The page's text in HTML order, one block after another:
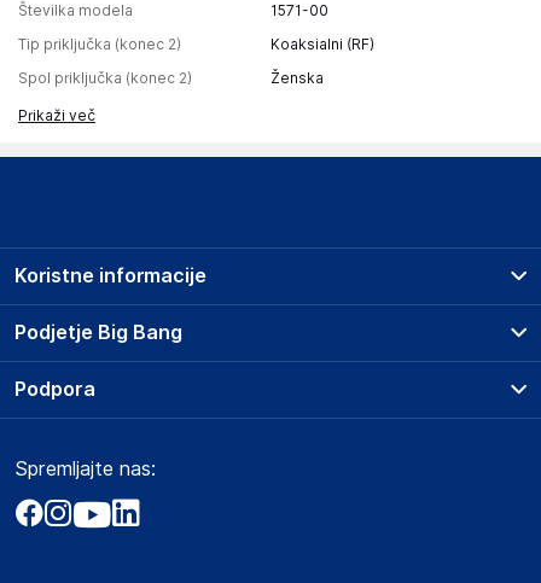
Številka modela
1571-00
Tip priključka (konec 2)
Koaksialni (RF)
Spol priključka (konec 2)
Ženska
Prikaži več
Podjetje Big Bang
O podjetju
Obvestila za javnost
Akt o digitalnih storitvah
Koristne informacije
Prodajna mesta
Storitve
Dostava, vnos in odvoz
Zavarovanje izdelkov
Podpora
Marketplace
Kako oddati naročilo?
Spremljajte nas: